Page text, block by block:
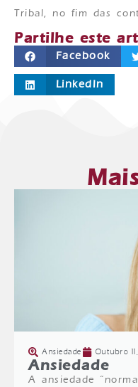
Tribal, no fim das
Partilhe este
Facebook
LinkedIn
Ansiedade Outubro
Ansiedade
A ansiedade